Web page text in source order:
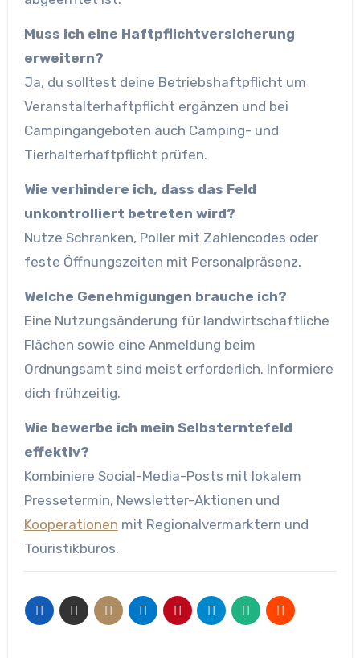
Muss ich eine Haftpflichtversicherung
erweitern?
Ja, du solltest deine Betriebshaftpflicht um
Veranstalterhaftpflicht ergänzen und bei
Campingangeboten auch Camping- und
Tierhalterhaftpflicht prüfen.
Wie verhindere ich, dass das Feld
unkontrolliert betreten wird?
Nutze Schranken, Poller mit Zahlencodes oder
feste Öffnungszeiten mit Personalpräsenz.
Welche Genehmigungen brauche ich?
Eine Nutzungsänderung für landwirtschaftliche
Flächen sowie eine Anmeldung beim
Ordnungsamt sind meist erforderlich. Informiere
dich frühzeitig.
Wie bewerbe ich mein Selbsterntefeld
effektiv?
Kombiniere Social-Media-Posts mit lokalem
Pressetermin, Newsletter-Aktionen und
Kooperationen mit Regionalvermarktern und
Touristikbüros.